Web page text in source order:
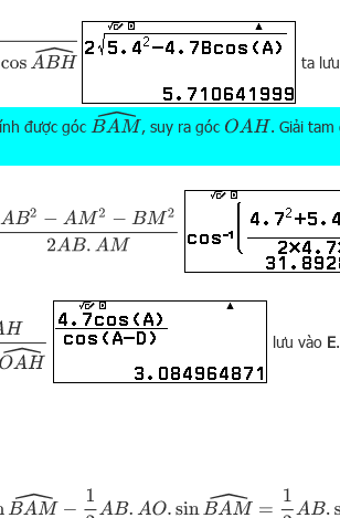
ta
được góc BAM^ , suy ra góc OAH . Giải tam
AM 2− BM 22 AB.A M
H^
lưu vào E.
sinBAM 12 B .sin B AM ( M−AO)